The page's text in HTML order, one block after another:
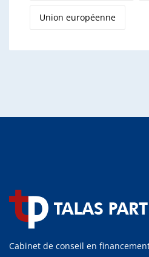
Union européenne
Cabinet de conseil en